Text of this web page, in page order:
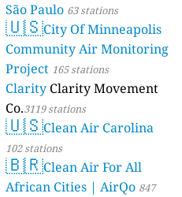
São Paulo 63 stations
🇺🇸City Of Minneapolis
Community Air Monitoring
Project 165 stations
Clarity Clarity Movement
Co.3119 stations
🇺🇸Clean Air Carolina
102 stations
🇧🇷Clean Air For All
African Cities | AirQo 847